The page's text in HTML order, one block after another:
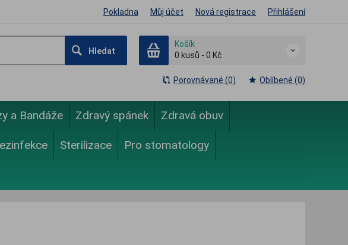
Pokladna Můj účet Nová registrace Přihlášení
Hledat
Košík
0 kusů - 0 Kč
Porovnávané (0) Oblíbené (0)
a Bandáže Zdravý spánek Zdravá obuv
Sterilizace Pro stomatology